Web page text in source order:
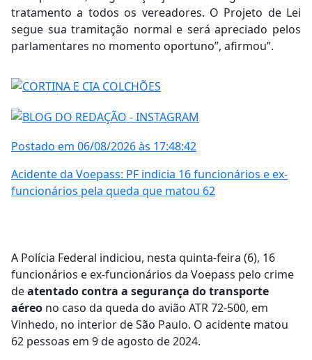
tratamento a todos os vereadores. O Projeto de Lei
segue sua tramitação normal e será apreciado pelos
parlamentares no momento oportuno”, afirmou”.
Postado em 06/08/2026 às 17:48:42
Acidente da Voepass: PF indicia 16 funcionários e ex-
funcionários pela queda que matou 62
A Polícia Federal indiciou, nesta quinta-feira (6), 16
funcionários e ex-funcionários da Voepass pelo crime
deatentado contra a segurança do transporte
aéreo no caso da queda do avião ATR 72-500, em
Vinhedo, no interior de São Paulo. O acidente matou
62 pessoas em 9 de agosto de 2024.